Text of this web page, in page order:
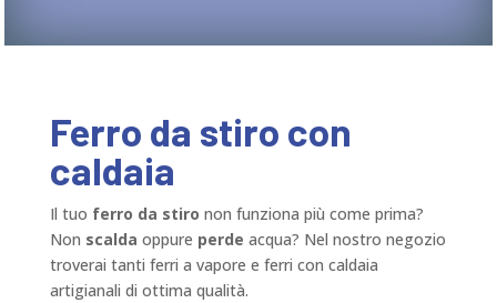
Ferro da stiro con
caldaia
Il tuo ferro da stiro non funziona più come prima?
Non scalda oppure perde acqua? Nel nostro negozio
troverai tanti ferri a vapore e ferri con caldaia
artigianali di ottima qualità.